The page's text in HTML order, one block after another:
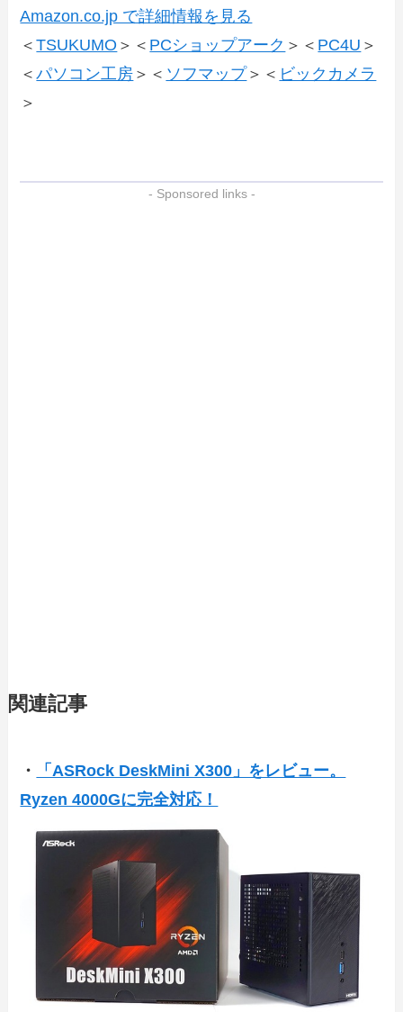
Amazon.co.jp で詳細情報を見る
＜TSUKUMO ＞＜ PCショップアーク ＞＜ PC4U ＞
＜パソコン工房 ＞＜ ソフマップ＞＜ ビックカメラ
＞
- Sponsored links -
関連記事
・
「ASRock DeskMini X300」をレビュー。
Ryzen 4000Gに完全対応！